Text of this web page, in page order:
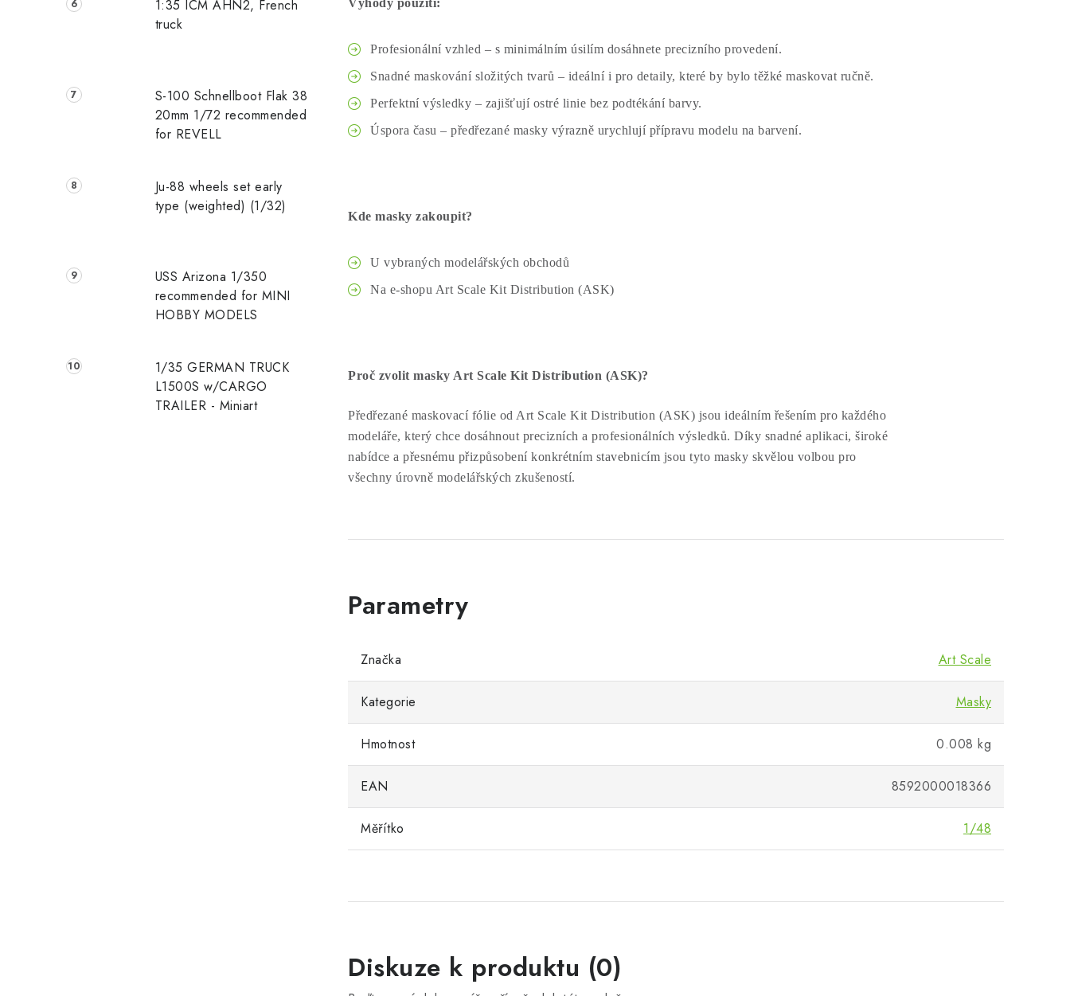
1:35 ICM AHN2, French
truck
S-100 Schnellboot Flak 38
20mm 1/72 recommended
for REVELL
Ju-88 wheels set early
type (weighted) (1/32)
USS Arizona 1/350
recommended for MINI
HOBBY MODELS
1/35 GERMAN TRUCK
L1500S w/CARGO
TRAILER - Miniart
Výhody použití:
Profesionální vzhled – s minimálním úsilím dosáhnete precizního provedení.
Snadné maskování složitých tvarů – ideální i pro detaily, které by bylo těžké maskovat ručně.
Perfektní výsledky – zajišťují ostré linie bez podtékání barvy.
Úspora času – předřezané masky výrazně urychlují přípravu modelu na barvení.
Kde masky zakoupit?
U vybraných modelářských obchodů
Na e-shopu Art Scale Kit Distribution (ASK)
Proč zvolit masky Art Scale Kit Distribution (ASK)?
Předřezané maskovací fólie od Art Scale Kit Distribution (ASK) jsou ideálním řešením pro každého
modeláře, který chce dosáhnout precizních a profesionálních výsledků. Díky snadné aplikaci, široké
nabídce a přesnému přizpůsobení konkrétním stavebnicím jsou tyto masky skvělou volbou pro
všechny úrovně modelářských zkušeností.
Značka Art Scale
Kategorie Masky
Hmotnost 0.008 kg
EAN 8592000018366
Měřítko 1/48
Diskuze k produktu (0)